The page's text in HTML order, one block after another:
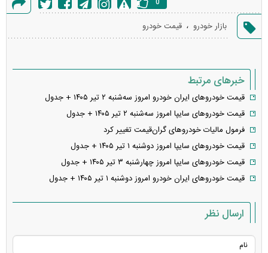
خطا
0
بازار خودرو ، قیمت خودرو
خبرهای مرتبط
قیمت خودرو‌های ایران خودرو امروز سه‌شنبه ۲ تیر ۱۴۰۵ + جدول
قیمت خودرو‌های سایپا امروز سه‌شنبه ۲ تیر ۱۴۰۵ + جدول
فرمول مالیات خودروهای گران‌قیمت تغییر کرد
قیمت خودرو‌های سایپا امروز دوشنبه ۱ تیر ۱۴۰۵ + جدول
قیمت خودرو‌های سایپا امروز چهارشنبه ۳ تیر ۱۴۰۵ + جدول
قیمت خودرو‌های ایران خودرو امروز دوشنبه ۱ تیر ۱۴۰۵ + جدول
ارسال نظر